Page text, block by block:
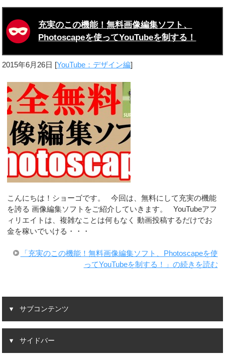
充実のこの機能！無料画像編集ソフト、
Photoscapeを使ってYouTubeを制する！
2015年6月26日 [YouTube：デザイン編]
こんにちは！ショーゴです。 今回は、無料にして充実の機能
を誇る 画像編集ソフトをご紹介していきます。 YouTubeアフ
ィリエイトは、複雑なことは何もなく 動画投稿するだけでお
金を稼いでいける・・・
「充実のこの機能！無料画像編集ソフト、Photoscapeを使
ってYouTubeを制する！」の続きを読む
サブコンテンツ
サイドバー